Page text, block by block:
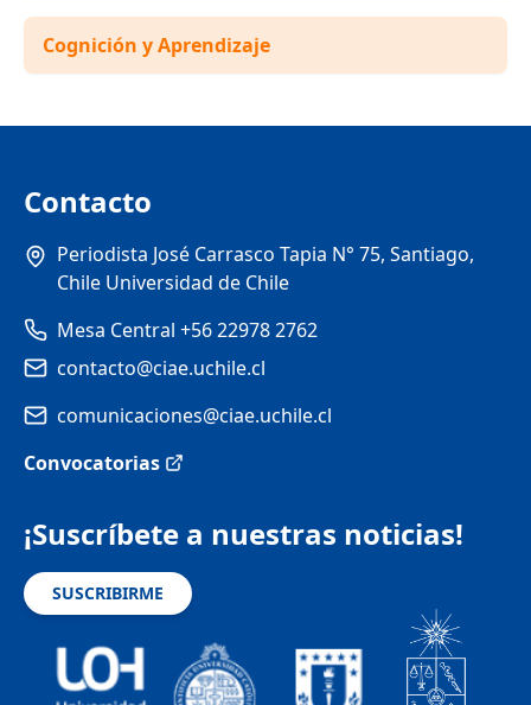
Cognición y Aprendizaje
Contacto
Periodista José Carrasco Tapia N° 75, Santiago,
Chile Universidad de Chile
Mesa Central +56 22978 2762
contacto@ciae.uchile.cl
comunicaciones@ciae.uchile.cl
Convocatorias
¡Suscríbete a nuestras noticias!
SUSCRIBIRME